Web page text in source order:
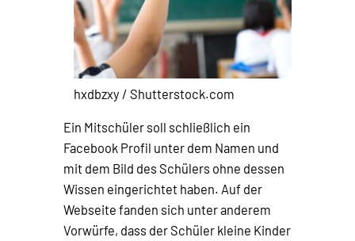
hxdbzxy / Shutterstock.com
Ein Mitschüler soll schließlich ein
Facebook Profil unter dem Namen und
mit dem Bild des Schülers ohne dessen
Wissen eingerichtet haben. Auf der
Webseite fanden sich unter anderem
Vorwürfe, dass der Schüler kleine Kinder